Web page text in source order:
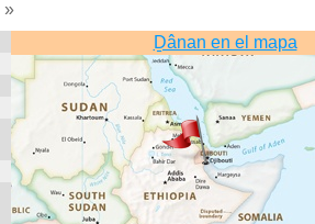
»
Ḏânan en el mapa